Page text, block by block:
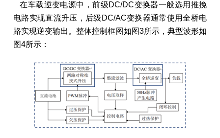
在车载逆变电源中，前级DC/DC变换器一般选用推挽
电路实现直流升压，后级DC/AC变换器通常使用全桥电
路实现逆变输出。整体控制框图如图3所示，典型波形如
图4所示：